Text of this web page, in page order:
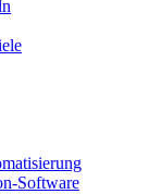
Software